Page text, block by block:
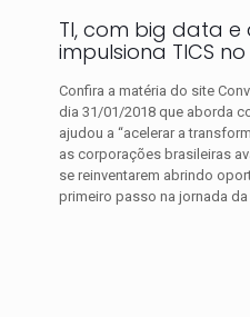
TI, com big data e
impulsiona TICS no
Confira a matéria do site
dia 31/01/2018 que aborda
ajudou a “acelerar a
as corporações brasileiras
se reinventarem abrindo
primeiro passo na jornada